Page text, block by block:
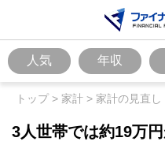
人気 年収
トップ> 家計 > 家計の見直し
3人世帯では約19万